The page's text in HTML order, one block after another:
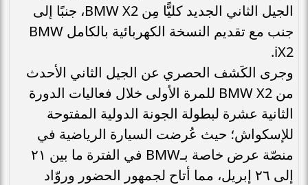
الجيل الثاني الجديد كليًّا مِن BMW X2، جنبًا إلى
جنب مع تقديم النسخة الكهربائية بالكامل BMW
iX2.
وجرى الكَشف الحصري عن الجيل الثاني الأحدث
من BMW X2 للمرة الأولى خلال فعاليات الدورة
الثانية عشرة لبطولة الجونة الدولية المفتوحة
للإسكواش؛ حيث عُرضت السيارة الرياضية في
منصّة عرض خاصة بـBMW في الفترة ما بين ٢١
إلى ٢٦ إبريل، مما أتاح لجمهور الحضور وروّاد